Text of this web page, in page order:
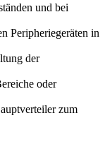
und bei
Peripheriegeräten in
der
oder
zum